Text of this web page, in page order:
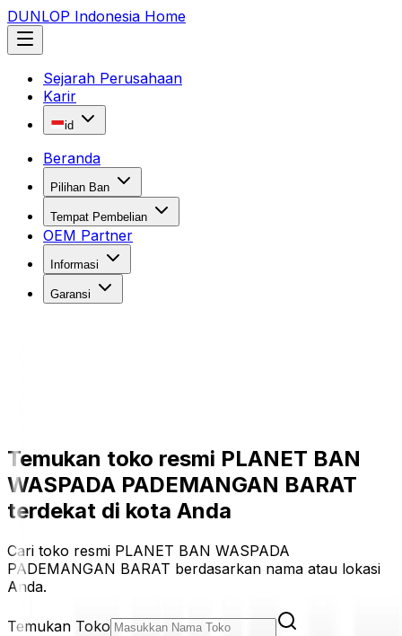
DUNLOP Indonesia Home
Sejarah Perusahaan
Karir
id
Beranda
Pilihan Ban
Tempat Pembelian
OEM Partner
Informasi
Garansi
Temukan toko resmi PLANET BAN
WASPADA PADEMANGAN BARAT
terdekat di kota Anda
Cari toko resmi PLANET BAN WASPADA
PADEMANGAN BARAT berdasarkan nama atau lokasi
Anda.
Temukan Toko